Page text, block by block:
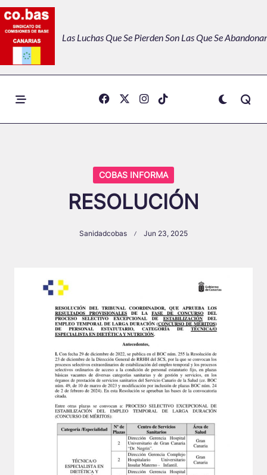
Skip
to
content
Las Luchas Que Se Pierden Son Las Que Se
COBAS INFORMA
RESOLUCIÓN
Sanidadcobas Jun 23, 2025